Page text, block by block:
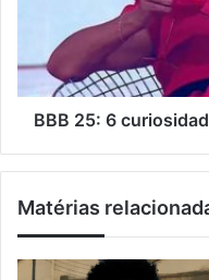
s
c
r
n
c
u
d
a
BBB 25: 6
Matérias